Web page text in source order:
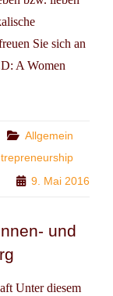
Sie sich an
A Women
Categories
Allgemein
9. Mai 2016
und
Unter diesem